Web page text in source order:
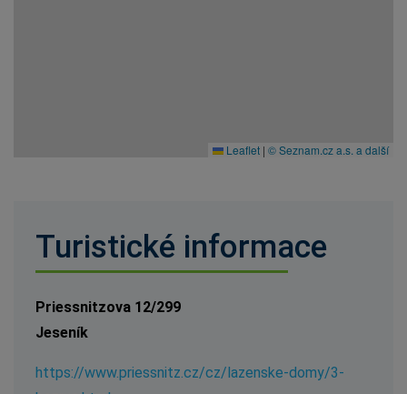
Leaflet | © Seznam.cz a.s. a další
Turistické informace
Priessnitzova 12/299
Jeseník
https://www.priessnitz.cz/cz/lazenske-domy/3-